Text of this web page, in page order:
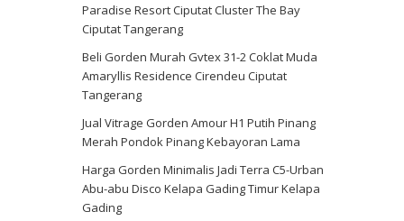
Paradise Resort Ciputat Cluster The Bay
Ciputat Tangerang
Beli Gorden Murah Gvtex 31-2 Coklat Muda
Amaryllis Residence Cirendeu Ciputat
Tangerang
Jual Vitrage Gorden Amour H1 Putih Pinang
Merah Pondok Pinang Kebayoran Lama
Harga Gorden Minimalis Jadi Terra C5-Urban
Abu-abu Disco Kelapa Gading Timur Kelapa
Gading